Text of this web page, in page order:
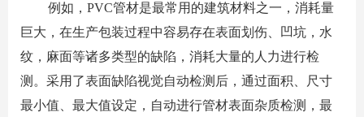
例如，PVC管材是最常用的建筑材料之一，消耗量
巨大，在生产包装过程中容易存在表面划伤、凹坑，水
纹，麻面等诸多类型的缺陷，消耗大量的人力进行检
测。采用了表面缺陷视觉自动检测后，通过面积、尺寸
最小值、最大值设定，自动进行管材表面杂质检测，最